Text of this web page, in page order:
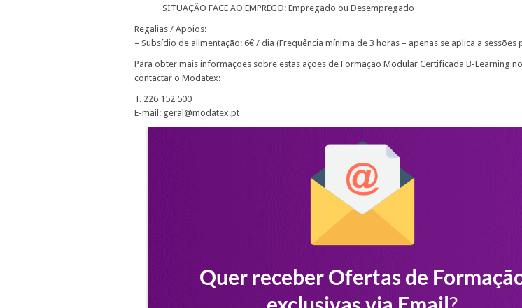
SITUAÇÃO FACE AO EMPREGO: Empregado ou Desempregado
Regalias / Apoios:
– Subsídio de alimentação: 6€ / dia (Frequência mínima de 3 horas – apenas se aplica a sessões
Para obter mais informações sobre estas ações de Formação Modular Certificada B-Learning
contactar o Modatex:
T. 226 152 500
E-mail: geral@modatex.pt